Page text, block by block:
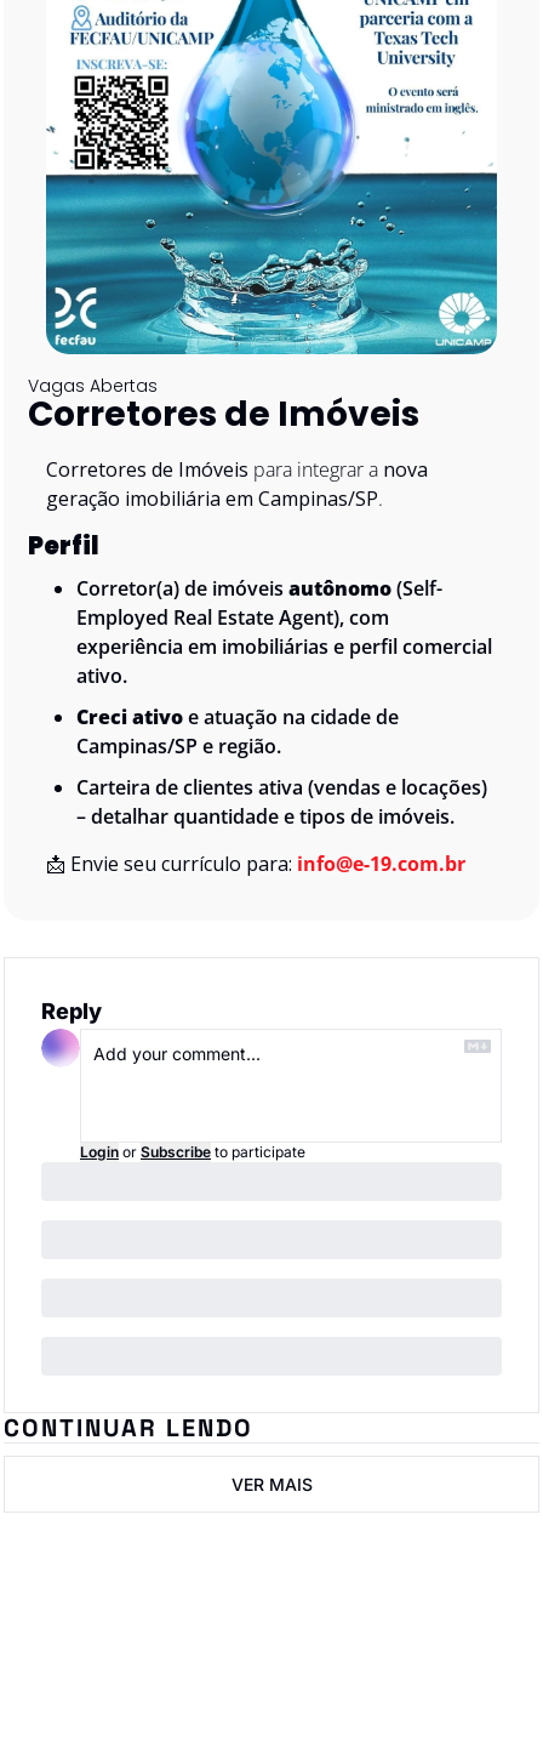
Vagas Abertas
Corretores de Imóveis
Corretores de Imóveis para integrar a nova
geração imobiliária em Campinas/SP.
Perfil
Corretor(a) de imóveis autônomo (Self-
Employed Real Estate Agent), com
experiência em imobiliárias e perfil comercial
ativo.
Creci ativo e atuação na cidade de
Campinas/SP e região.
Carteira de clientes ativa (vendas e locações)
– detalhar quantidade e tipos de imóveis.
📩 Envie seu currículo para: info@e-19.com.br
Reply
Login or Subscribe to participate
CONTINUAR LENDO
VER MAIS